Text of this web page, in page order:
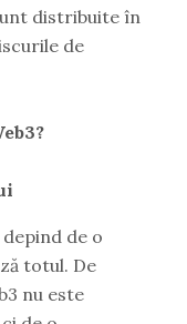
distribuite în
de
de o
totul. De
nu este